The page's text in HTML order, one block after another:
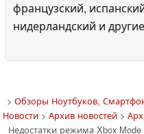
французский,
нидерландский и
> Обзоры Ноутбуков,
Новости> Архив новостей>
Недостатки режима Xbox